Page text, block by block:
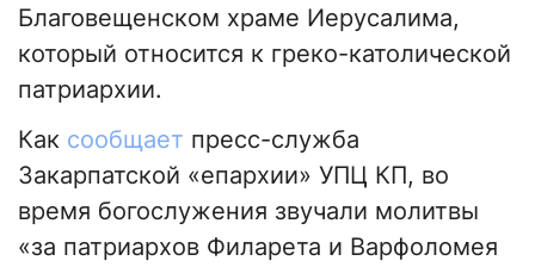
Благовещенском храме Иерусалима,
который относится к греко-католической
патриархии.
Как сообщает пресс-служба
Закарпатской «епархии» УПЦ КП, во
время богослужения звучали молитвы
«за патриархов Филарета и Варфоломея